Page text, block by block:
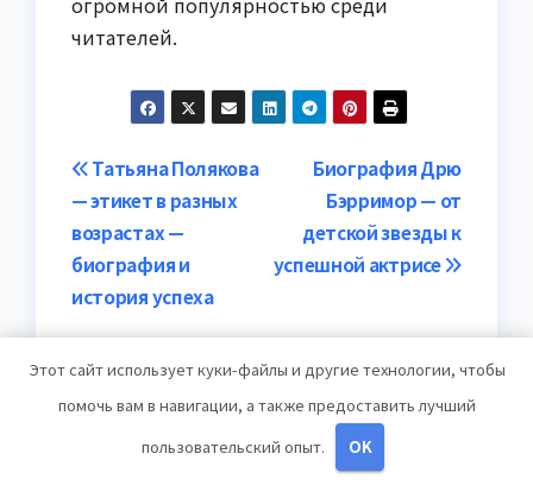
читателей.
Навигация
по
записям
Биография Дрю
Бэрримор — от
детской звезды к
успешной актрисе
Татьяна Полякова
— этикет в разных
возрастах —
биография и
история успеха
Отstudiohallo_
Этот сайт использует куки-файлы и другие технологии, чтобы
помочь вам в навигации, а также предоставить лучший
пользовательский опыт.
OK